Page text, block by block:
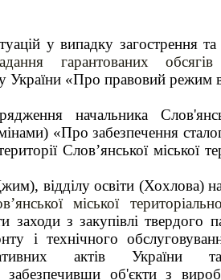
у випадку загострення та
гарантованих обсягів
України «Про правовий режим
начальника
«Про забезпечення
Слов’янської міської
відділу освіти (Хохлова) на
міської
заходи з закупівлі твердого
і технічного
актів України
забезпечивши об'єкти з